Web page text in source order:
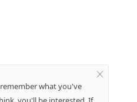
what you've